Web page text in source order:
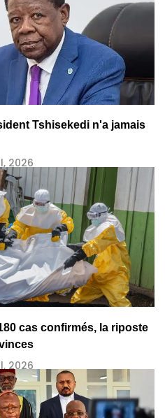
Tshisekedi n'a jamais
2026
cas confirmés, la riposte
2026